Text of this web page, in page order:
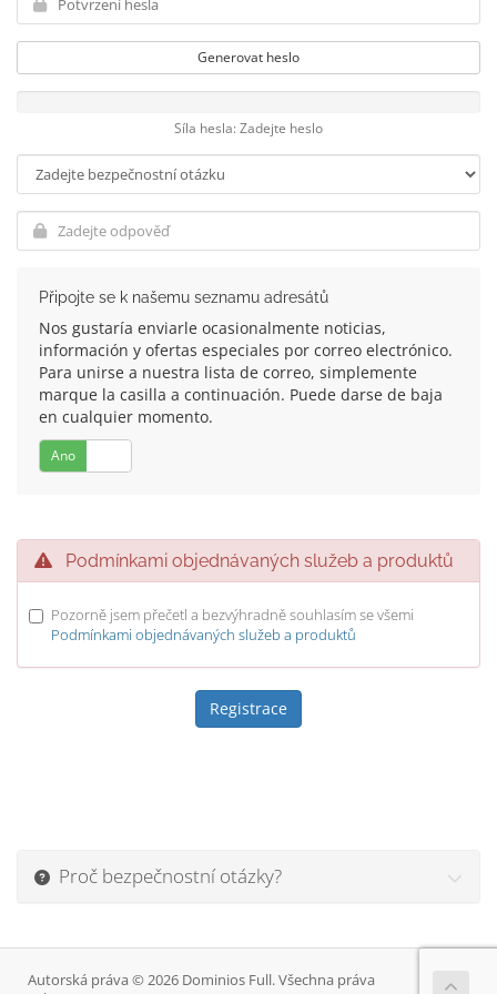
Generovat heslo
Síla hesla: Zadejte heslo
Připojte se k našemu seznamu adresátů
Nos gustaría enviarle ocasionalmente noticias,
información y ofertas especiales por correo electrónico.
Para unirse a nuestra lista de correo, simplemente
marque la casilla a continuación. Puede darse de baja
en cualquier momento.
Ano
Podmínkami objednávaných služeb a produktů
Pozorně jsem přečetl a bezvýhradně souhlasím se všemi
Podmínkami objednávaných služeb a produktů
Proč bezpečnostní otázky?
Autorská práva © 2026 Dominios Full. Všechna práva